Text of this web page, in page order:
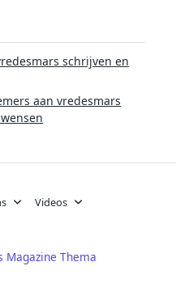
schrijven en
aan vredesmars
Videos
Magazine Thema